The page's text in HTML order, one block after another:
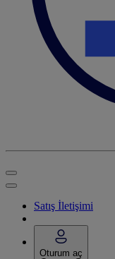
Satış İletişimi
Oturum aç